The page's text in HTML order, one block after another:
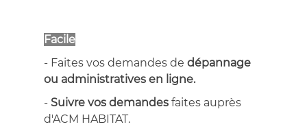
Facile
- Faites vos demandes de dépannage
ou administratives en ligne.
- Suivre vos demandes faites auprès
d'ACM HABITAT.